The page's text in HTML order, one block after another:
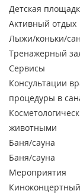
Детская
Активный отдых
Лыжи/коньки/
Тренажерный
Сервисы
Консультации
процедуры в
животными
Баня/сауна
Баня/сауна
Мероприятия